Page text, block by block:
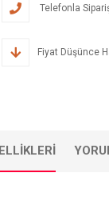
Telefonla
Fiyat Düşünce